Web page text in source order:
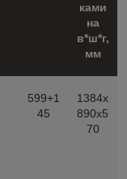
ками
на
в*ш*г,
мм
599+1
45
1384х
890х5
70